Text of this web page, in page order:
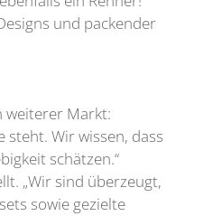
und packender
weiterer Markt:
Wir wissen, dass
schätzen.“
„Wir sind überzeugt,
sowie gezielte